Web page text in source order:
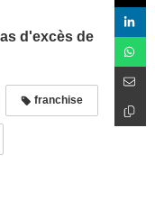
d'excès de
franchise